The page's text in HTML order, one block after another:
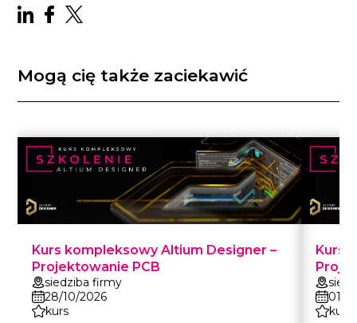
Mogą cię także zaciekawić
Kurs kompleksowy Altium Designer –
Projektowanie PCB
siedziba firmy
28/10/2026
kurs
Kurs
01/
kurs